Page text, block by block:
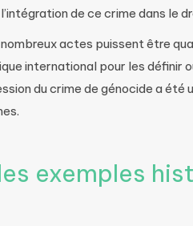
de ce crime dans le
actes puissent être
international pour les définir
du crime de génocide a
exemples